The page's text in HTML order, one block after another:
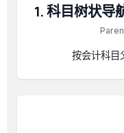
1. 科目树状
按会计科目